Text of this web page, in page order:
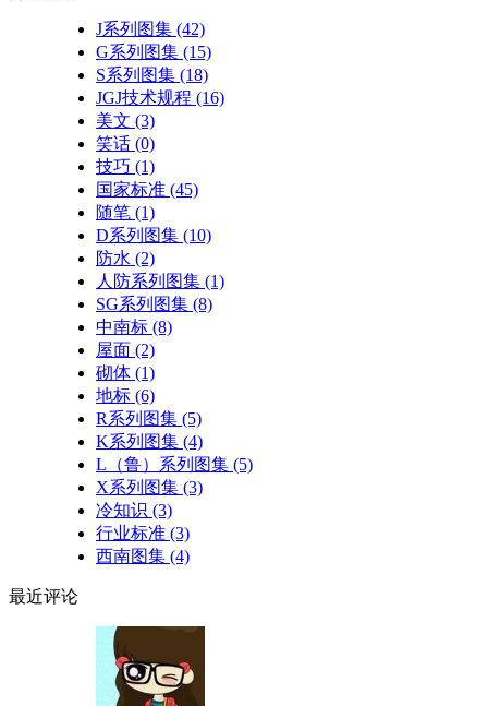
J系列图集 (42)
G系列图集 (15)
S系列图集 (18)
JGJ技术规程 (16)
美文 (3)
笑话 (0)
技巧 (1)
国家标准 (45)
随笔 (1)
D系列图集 (10)
防水 (2)
人防系列图集 (1)
SG系列图集 (8)
中南标 (8)
屋面 (2)
砌体 (1)
地标 (6)
R系列图集 (5)
K系列图集 (4)
L（鲁）系列图集 (5)
X系列图集 (3)
冷知识 (3)
行业标准 (3)
西南图集 (4)
最近评论